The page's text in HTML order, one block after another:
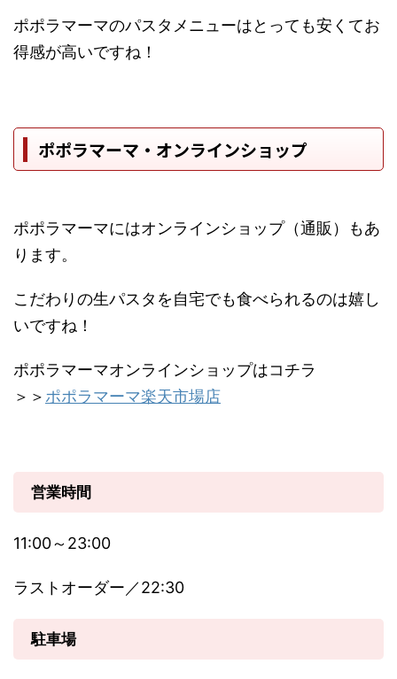
ポポラマーマのパスタメニューはとっても安くてお
得感が高いですね！
ポポラマーマ・オンラインショップ
ポポラマーマにはオンラインショップ（通販）もあ
ります。
こだわりの生パスタを自宅でも食べられるのは嬉し
いですね！
ポポラマーマオンラインショップはコチラ
＞＞ ポポラマーマ楽天市場店
営業時間
11:00～23:00
ラストオーダー／22:30
駐車場